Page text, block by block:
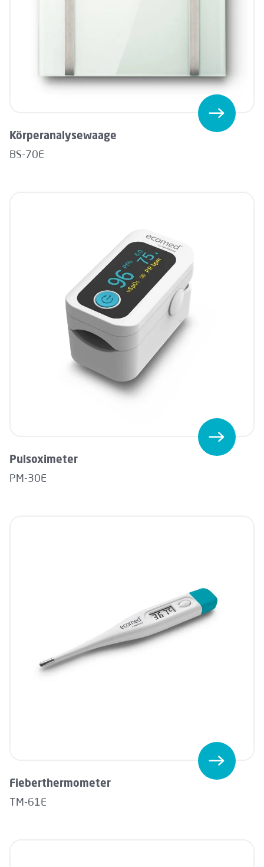
Körperanalysewaage
BS-70E
Pulsoximeter
PM-30E
Fieberthermometer
TM-61E